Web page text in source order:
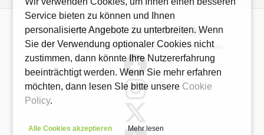
VITAMINE-MINERALIEN
© 2026 Octagon Ind. Ltd. Alle Rechte vorbehalten.
Service bieten zu können und Ihnen
personalisierte Angebote zu unterbreiten. Wenn
Sie der Verwendung optionaler Cookies nicht
zustimmen, dann könnte Ihre Nutzererfahrung
beeinträchtigt werden. Wenn Sie mehr erfahren
möchten, dann lesen SIe bitte unsere Cookie
Policy.
Alle Cookies akzeptieren Mehr lesen